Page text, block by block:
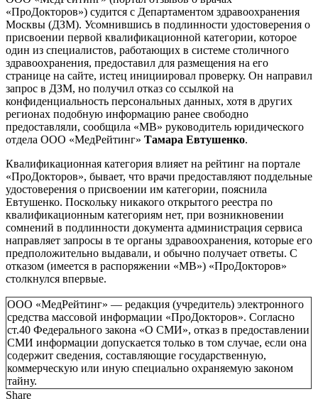
«ПроДокторов») судится с Департаментом здравоохранения
Москвы (ДЗМ). Усомнившись в подлинности удостоверения о
присвоении первой квалификационной категории, которое
один из специалистов, работающих в системе столичного
здравоохранения, предоставил для размещения на его
странице на сайте, истец инициировал проверку. Он направил
запрос в ДЗМ, но получил отказ со ссылкой на
конфиденциальность персональных данных, хотя в других
регионах подобную информацию ранее свободно
предоставляли, сообщила «МВ» руководитель юридического
отдела ООО «МедРейтинг» Тамара Евтушенко.
Квалификационная категория влияет на рейтинг на портале
«ПроДокторов», бывает, что врачи предоставляют поддельные
удостоверения о присвоении им категории, пояснила
Евтушенко. Поскольку никакого открытого реестра по
квалификационным категориям нет, при возникновении
сомнений в подлинности документа администрация сервиса
направляет запросы в те органы здравоохранения, которые его
предположительно выдавали, и обычно получает ответы. С
отказом (имеется в распоряжении «МВ») «ПроДокторов»
столкнулся впервые.
ООО «МедРейтинг» — редакция (учредитель) электронного
средства массовой информации «ПроДокторов». Согласно
ст.40 Федерального закона «О СМИ», отказ в предоставлении
СМИ информации допускается только в том случае, если она
содержит сведения, составляющие государственную,
коммерческую или иную специально охраняемую законом
тайну.
Share